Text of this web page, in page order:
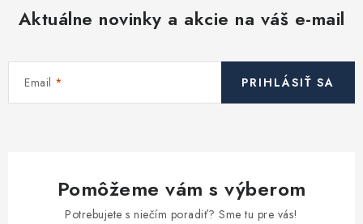
Aktuálne novinky a akcie na váš e-mail
Email PRIHLÁSIŤ SA
Pomôžeme vám s výberom
Potrebujete s niečím poradiť? Sme tu pre vás!